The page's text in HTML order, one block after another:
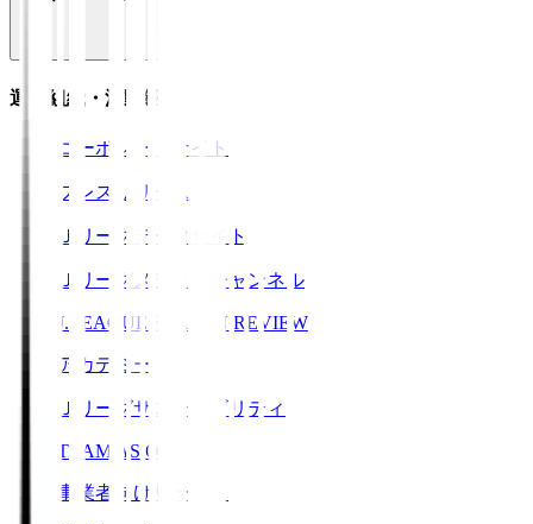
運営組織・活動紹介
コーポレートサイト
プレスリリース
Ｊリーグデータサイト
Ｊリーグメディアチャンネル
J.LEAGUE SEASON REVIEW
アカデミー
Ｊリーグサステナビリティ
TEAM AS ONE
事業者向けサービス